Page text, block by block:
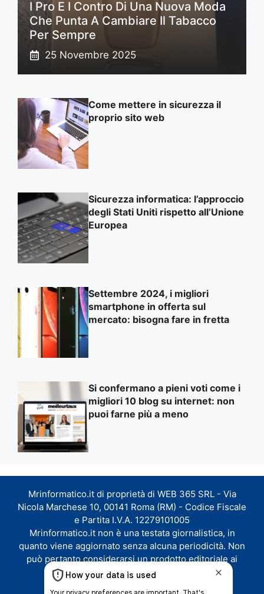
I Pro E I Contro Di Una Nuova Moda
Che Punta A Cambiare Il Tabacco
Per Sempre
25 Novembre 2025
Come mettere in sicurezza il
proprio sito web
Sicurezza informatica: l’approccio
degli Stati Uniti rispetto all’Unione
Europea
Settembre 2024, i migliori
smartphone in offerta sul
mercato: bisogna fare in fretta
Si confermano a pieni voti come i
migliori 10 blog su internet: non
puoi farne più a meno
Mrinformatico.it di proprietà di WEB 365 SRL - Via
Nicola Marchese 10, 00141 Roma (RM) - Codice Fiscale
e Partita I.V.A. 12279101005
Mrinformatico.it non è una testata giornalistica, in
quanto viene aggiornato senza alcuna periodicità. Non
può pertanto considerarsi un prodotto editoriale ai
sensi della legge n. 62 del 07.03.2001